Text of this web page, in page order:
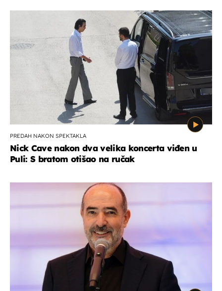
PREDAH NAKON SPEKTAKLA
Nick Cave nakon dva velika koncerta viđen u
Puli: S bratom otišao na ručak